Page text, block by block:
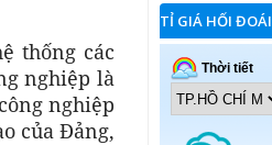
thống các
nghiệp là
nghiệp
của Đảng,
TỈ GIÁ HỐI ĐOÁI